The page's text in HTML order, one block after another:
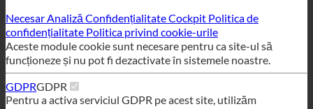
funcționeze și nu pot fi dezactivate în sistemele noastre.
GDPRGDPR
Pentru a activa serviciul GDPR pe acest site, utilizăm
următoarele module cookie necesare din punct de vedere
tehnic: